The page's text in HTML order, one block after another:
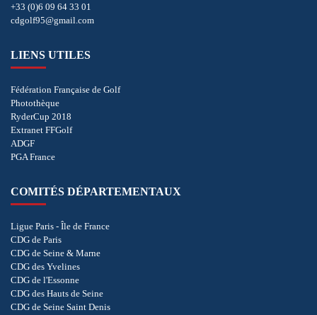
+33 (0)6 09 64 33 01
cdgolf95@gmail.com
LIENS UTILES
Fédération Française de Golf
Photothèque
RyderCup 2018
Extranet FFGolf
ADGF
PGA France
COMITÉS DÉPARTEMENTAUX
Ligue Paris - Île de France
CDG de Paris
CDG de Seine & Marne
CDG des Yvelines
CDG de l'Essonne
CDG des Hauts de Seine
CDG de Seine Saint Denis